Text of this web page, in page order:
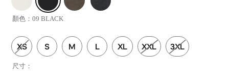
顏色： 09 BLACK
XS S M L XL XXL 3XL
尺寸：